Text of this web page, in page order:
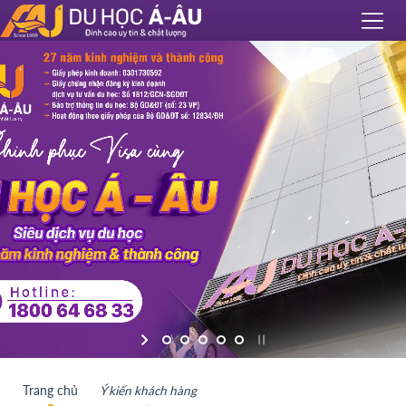
Trang chủ Ý kiến khách hàng